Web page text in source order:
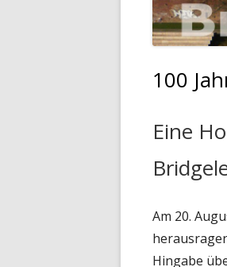
100
Eine
Am 20.
Hingabe